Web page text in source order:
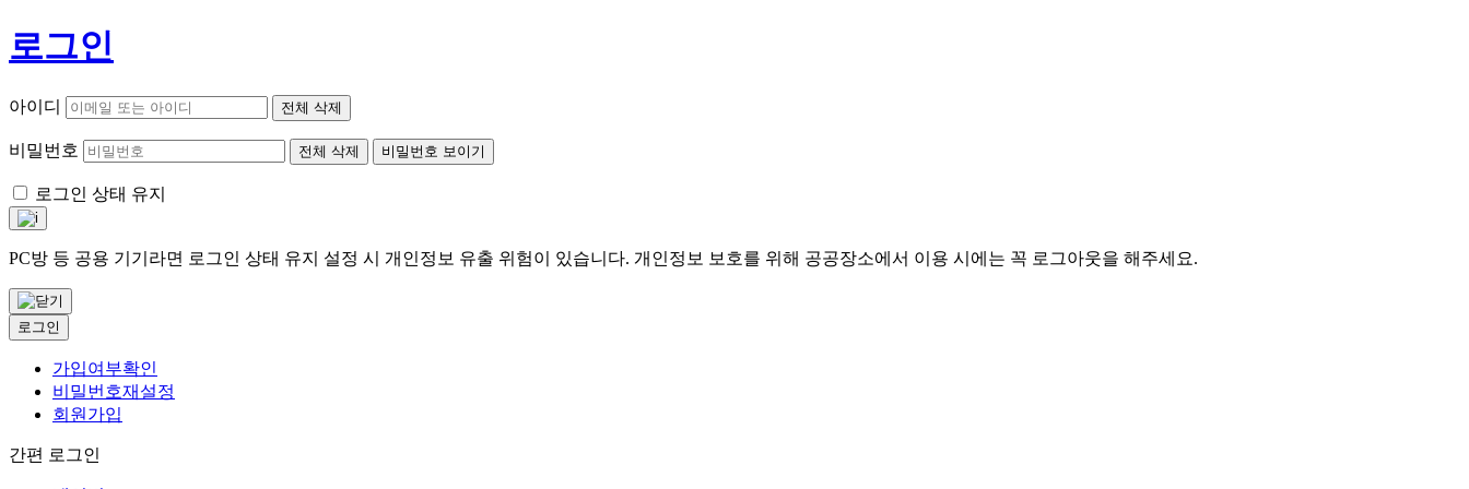
로그인
아이디 전체 삭제
비밀번호 전체 삭제 비밀번호 보이기
로그인 상태 유지
PC방 등 공용 기기라면 로그인 상태 유지 설정 시 개인정보 유출 위험이 있습니다. 개인정보 보호를 위해 공공장소에서 이용 시에는 꼭 로그아웃을 해주세요.
로그인
가입여부확인
비밀번호재설정
회원가입
간편 로그인